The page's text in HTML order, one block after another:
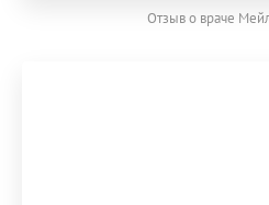
Отзыв о враче